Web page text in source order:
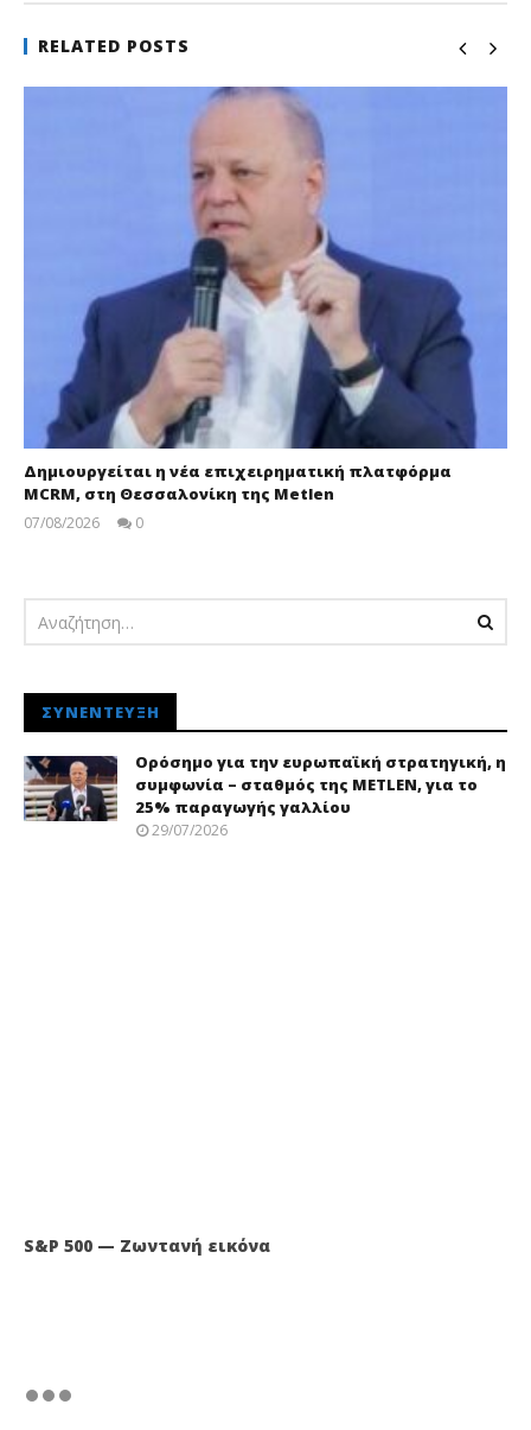
RELATED POSTS
Δημιουργείται η νέα επιχειρηματική πλατφόρμα
MCRM, στη Θεσσαλονίκη της Metlen
07/08/2026
0
ΣΥΝΈΝΤΕΥΞΗ
Ορόσημο για την ευρωπαϊκή στρατηγική, η
συμφωνία – σταθμός της METLEN, για το
25% παραγωγής γαλλίου
29/07/2026
S&P 500 — Ζωντανή εικόνα